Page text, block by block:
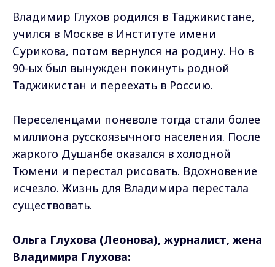
Владимир Глухов родился в Таджикистане,
учился в Москве в Институте имени
Сурикова, потом вернулся на родину. Но в
90-ых был вынужден покинуть родной
Таджикистан и переехать в Россию.
Переселенцами поневоле тогда стали более
миллиона русскоязычного населения. После
жаркого Душанбе оказался в холодной
Тюмени и перестал рисовать. Вдохновение
исчезло. Жизнь для Владимира перестала
существовать.
Ольга Глухова (Леонова), журналист, жена
Владимира Глухова: